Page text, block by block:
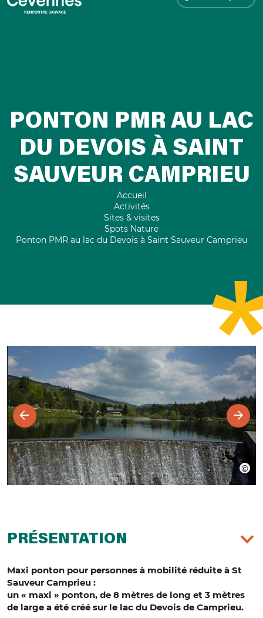
PONTON PMR AU LAC
DU DEVOIS À SAINT
SAUVEUR CAMPRIEU
Accueil
Activités
Sites & visites
Spots Nature
Ponton PMR au lac du Devois à Saint Sauveur Camprieu
PRÉSENTATION
Maxi ponton pour personnes à mobilité réduite à St
Sauveur Camprieu :
un « maxi » ponton, de 8 mètres de long et 3 mètres
de large a été créé sur le lac du Devois de Camprieu.